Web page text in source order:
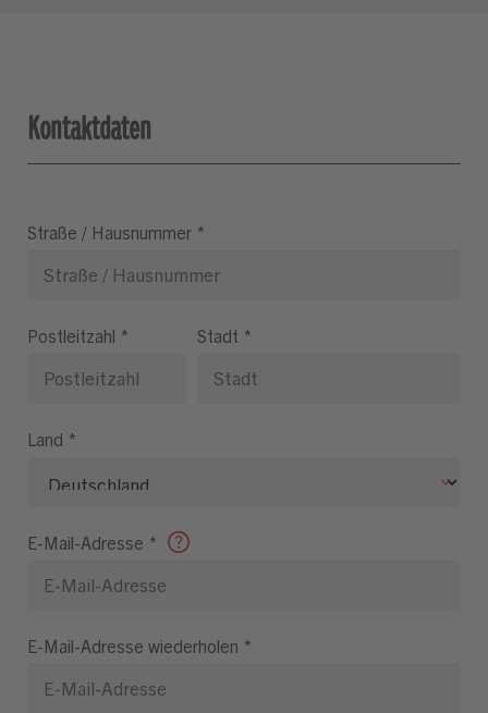
Kontaktdaten
Straße / Hausnummer *
Postleitzahl * Stadt *
Land *
E-Mail-Adresse *
E-Mail-Adresse wiederholen *